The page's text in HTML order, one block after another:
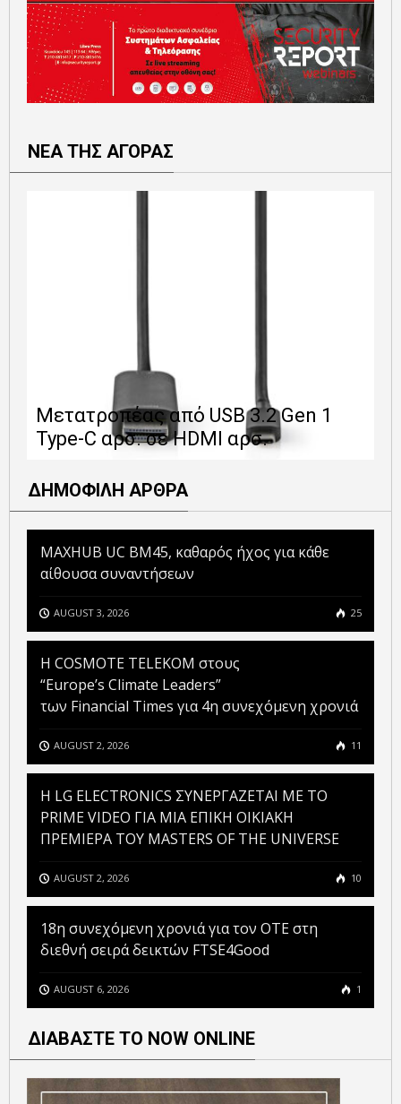
ΝΕΑ ΤΗΣ ΑΓΟΡΑΣ
Μετατροπέας από USB 3.2 Gen 1
Type-C αρσ. σε HDMI αρσ.
ΔΗΜΟΦΙΛΗ ΑΡΘΡΑ
MAXHUB UC BM45, καθαρός ήχος για κάθε
αίθουσα συναντήσεων
AUGUST 3, 2026 25
Η COSMOTE TELEKOM στους
“Europe’s Climate Leaders”
των Financial Times για 4η συνεχόμενη χρονιά
AUGUST 2, 2026 11
H LG ELECTRONICS ΣΥΝΕΡΓΑΖΕΤΑΙ ΜΕ ΤΟ
PRIME VIDEO ΓΙΑ ΜΙΑ ΕΠΙΚΗ ΟΙΚΙΑΚΗ
ΠΡΕΜΙΕΡΑ ΤΟΥ MASTERS OF THE UNIVERSE
AUGUST 2, 2026 10
18η συνεχόμενη χρονιά για τον ΟΤΕ στη
διεθνή σειρά δεικτών FTSE4Good
AUGUST 6, 2026 1
ΔΙΑΒΑΣΤΕ ΤΟ NOW ONLINE